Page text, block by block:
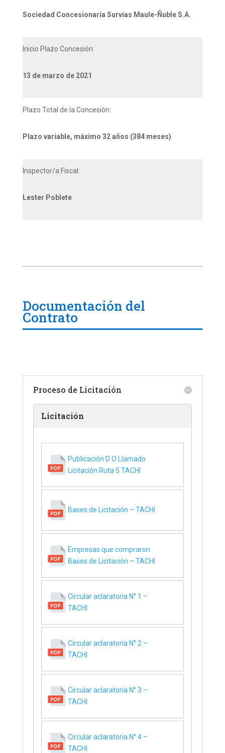
Sociedad Concesionaria Survías Maule-Ñuble S.A.
Inicio Plazo Concesión:
13 de marzo de 2021
Plazo Total de la Concesión:
Plazo variable, máximo 32 años (384 meses)
Inspector/a Fiscal:
Lester Poblete
Documentación del
Contrato
Proceso de Licitación
Licitación
Publicación D O Llamado
Licitación Ruta 5 TACHI
Bases de Licitación – TACHI
Empresas que compraron
Bases de Licitación – TACHI
Circular aclaratoria N° 1 –
TACHI
Circular aclaratoria N° 2 –
TACHI
Circular aclaratoria N° 3 –
TACHI
Circular aclaratoria N° 4 –
TACHI